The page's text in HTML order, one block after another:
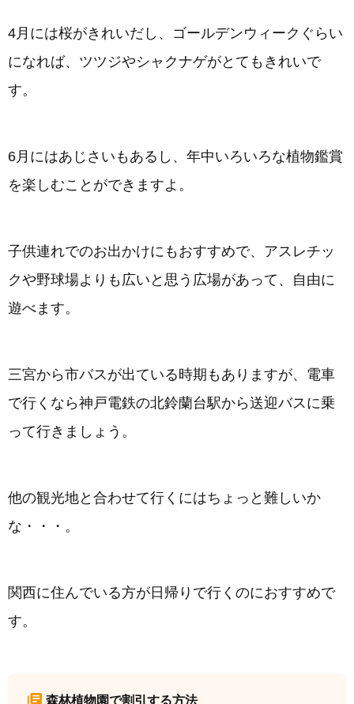
4月には桜がきれいだし、ゴールデンウィークぐらい
になれば、ツツジやシャクナゲがとてもきれいで
す。
6月にはあじさいもあるし、年中いろいろな植物鑑賞
を楽しむことができますよ。
子供連れでのお出かけにもおすすめで、アスレチッ
クや野球場よりも広いと思う広場があって、自由に
遊べます。
三宮から市バスが出ている時期もありますが、電車
で行くなら神戸電鉄の北鈴蘭台駅から送迎バスに乗
って行きましょう。
他の観光地と合わせて行くにはちょっと難しいか
な・・・。
関西に住んでいる方が日帰りで行くのにおすすめで
す。
森林植物園で割引する方法